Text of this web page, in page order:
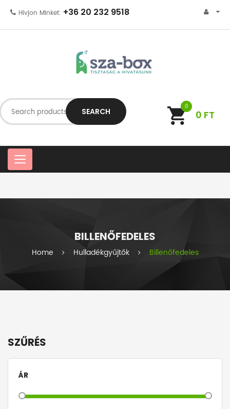
Hívjon Minket: +36 20 232 9518
SEARCH 0
0 FT
C
a
BILLENŐFEDELES
Home Hulladékgyűjtők Billenőfedeles
SZŰRÉS
ÁR